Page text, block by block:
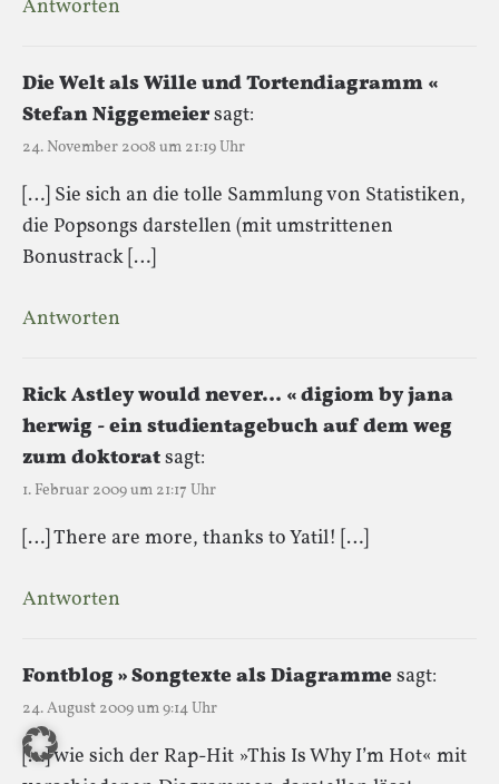
Antworten
Die Welt als Wille und Tortendiagramm «
Stefan Niggemeiersagt:
24. November 2008 um 21:19 Uhr
[…] Sie sich an die tolle Sammlung von Statistiken,
die Popsongs darstellen (mit umstrittenen
Bonustrack […]
Antworten
Rick Astley would never… « digiom by jana
herwig - ein studientagebuch auf dem weg
zum doktoratsagt:
1. Februar 2009 um 21:17 Uhr
[…] There are more, thanks to Yatil! […]
Antworten
Fontblog » Songtexte als Diagrammesagt:
24. August 2009 um 9:14 Uhr
[…] wie sich der Rap-Hit »This Is Why I’m Hot« mit